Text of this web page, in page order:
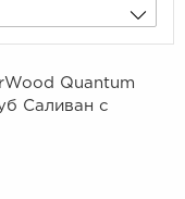
Quantum
Саливан с